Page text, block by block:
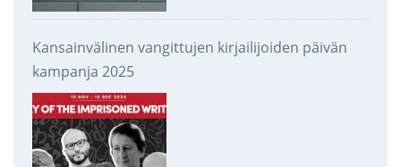
Kansainvälinen vangittujen kirjailijoiden päivän
kampanja 2025